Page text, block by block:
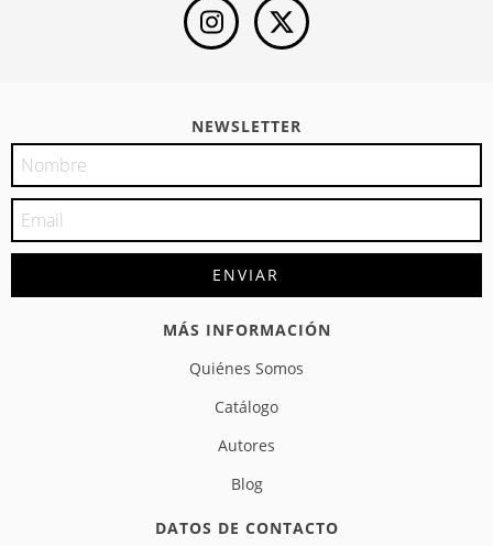
NEWSLETTER
MÁS INFORMACIÓN
Quiénes Somos
Catálogo
Autores
Blog
DATOS DE CONTACTO